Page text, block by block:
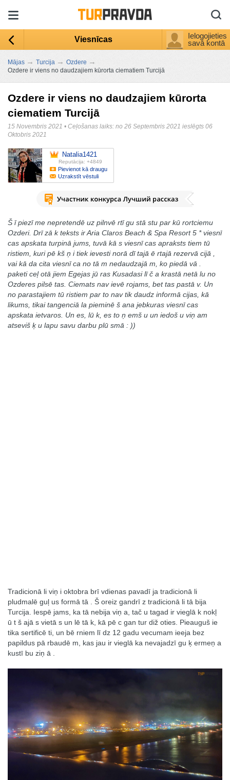
Viesnīcas
Ielogojieties
savā kontā
Mājas → Turcija → Ozdere →
Ozdere ir viens no daudzajiem kūrorta ciematiem Turcijā
Ozdere ir viens no daudzajiem kūrorta
ciematiem Turcijā
15 Novembris 2021 • Ceļošanas laiks: no 26 Septembris 2021 ieslēgts 06
Oktobris 2021
Natalia1421
Reputācija: +4849
Pievienot kā draugu
Uzrakstīt vēstuli
Š ī piezī me nepretendē uz pilnvē rtī gu stā stu par kū rortciemu
Ozderi. Drī zā k teksts ir Aria Claros Beach & Spa Resort 5 * viesnī
cas apskata turpinā jums, tuvā kā s viesnī cas apraksts tiem tū
ristiem, kuri pē kš ņ i tiek ievesti norā dī tajā ē rtajā rezervā cijā ,
vai kā da cita viesnī ca no tā m nedaudzajā m, ko piedā vā .
paketi ceļ otā jiem Egejas jū ras Kusadasi lī č a krastā netā lu no
Ozderes pilsē tas. Ciemats nav ievē rojams, bet tas pastā v. Un
no parastajiem tū ristiem par to nav tik daudz informā cijas, kā
likums, tikai tangenciā la pieminē š ana jebkuras viesnī cas
apskata ietvaros. Un es, lū k, es to ņ emš u un iedoš u viņ am
atseviš ķ u lapu savu darbu plū smā : ))
Tradicionā li viņ i oktobra brī vdienas pavadī ja tradicionā li
pludmalē guļ us formā tā . Š oreiz gandrī z tradicionā li tā bija
Turcija. Iespē jams, ka tā nebija viņ a, tač u tagad ir vieglā k nokļ
ū t š ajā s vietā s un lē tā k, kā pē c gan tur diž oties. Pieauguš ie
tika sertificē ti, un bē rniem lī dz 12 gadu vecumam ieeja bez
papildus pā rbaudē m, kas jau ir vieglā ka nevajadzī gu ķ ermeņ a
kustī bu ziņ ā .